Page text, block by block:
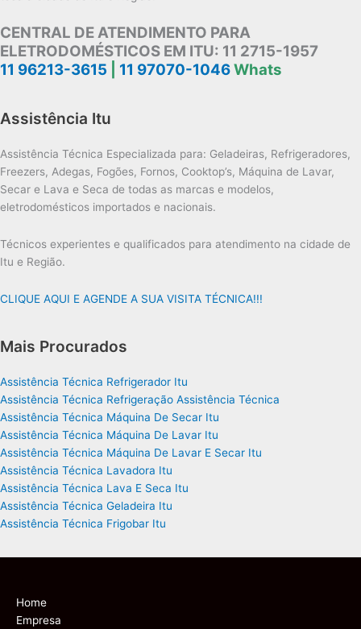
CENTRAL DE ATENDIMENTO PARA
ELETRODOMÉSTICOS EM ITU: 11 2715-1957
11 96213-3615
11 97070-1046Whats
Assistência Itu
Assistência Técnica Especializada para: Geladeiras, Refrigeradores,
Freezers, Adegas, Fogões, Fornos, Cooktop’s, Máquina de Lavar,
Secar e Lava e Seca de todas as marcas e modelos,
eletrodomésticos importados e nacionais.
Técnicos experientes e qualificados para atendimento na cidade de
Itu e Região.
CLIQUE AQUI E AGENDE A SUA VISITA TÉCNICA!!!
Mais Procurados
Assistência Técnica Refrigerador Itu
Assistência Técnica Refrigeração Assistência Técnica
Assistência Técnica Máquina De Secar Itu
Assistência Técnica Máquina De Lavar Itu
Assistência Técnica Máquina De Lavar E Secar Itu
Assistência Técnica Lavadora Itu
Assistência Técnica Lava E Seca Itu
Assistência Técnica Geladeira Itu
Assistência Técnica Frigobar Itu
Home
Empresa